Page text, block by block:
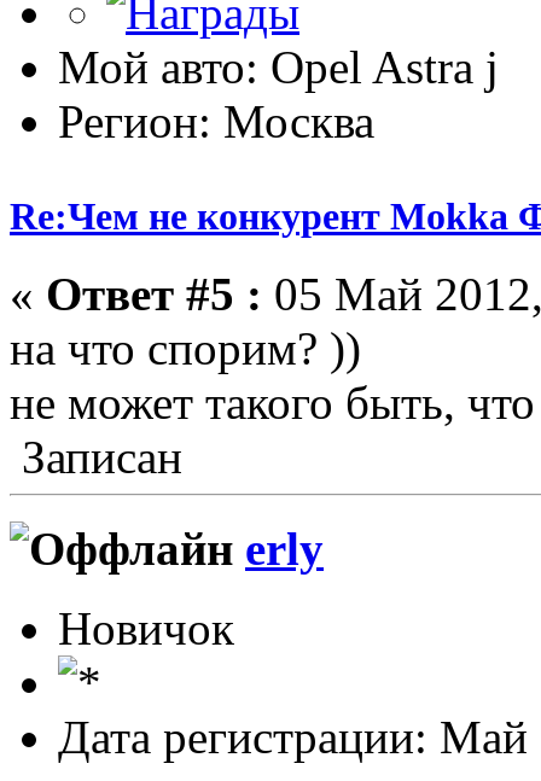
Мой авто: Opel Astra j
Регион: Москва
Re:Чем не конкурент Mokka
« Ответ #5 : 05 Май
на что спорим? ))
не может такого быть,
Записан
erly
Новичок
Дата регистрации: Май